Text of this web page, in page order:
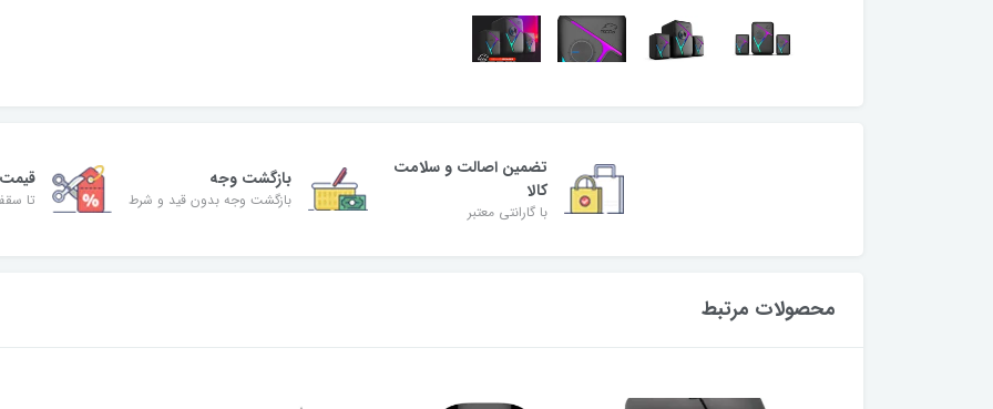
تضمین اصالت و سلامت
کالا
با گارانتی معتبر
بازگشت وجه
بازگشت وجه بدون قید و شرط تا سقف 30%
محصولات مرتبط